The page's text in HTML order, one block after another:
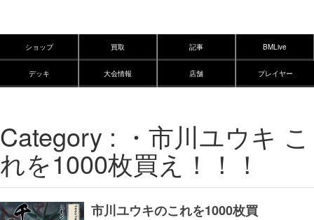
ショップ 買取 記事 BMLive
デッキ 大会情報 店舗 プレイヤー
Category : ・市川ユウキ こ
れを1000枚買え！！！
市川ユウキのこれを1000枚買